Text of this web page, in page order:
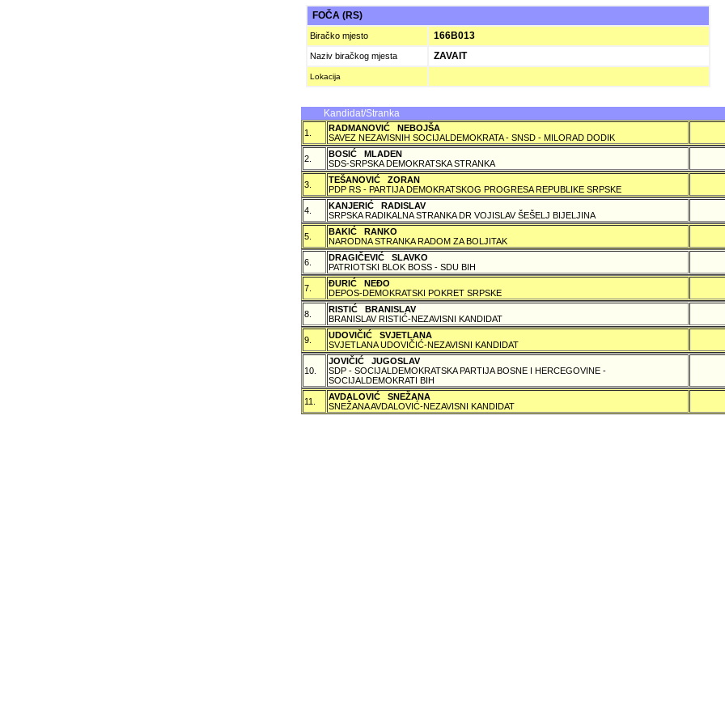
FOČA (RS)
Biračko mjesto 166B013
Naziv biračkog mjesta ZAVAIT
Lokacija
Kandidat/Stranka
1.
RADMANOVIĆ NEBOJŠA
SAVEZ NEZAVISNIH SOCIJALDEMOKRATA - SNSD - MILORAD DODIK
2.
BOSIĆ MLADEN
SDS-SRPSKA DEMOKRATSKA STRANKA
3.
TEŠANOVIĆ ZORAN
PDP RS - PARTIJA DEMOKRATSKOG PROGRESA REPUBLIKE SRPSKE
4.
KANJERIĆ RADISLAV
SRPSKA RADIKALNA STRANKA DR VOJISLAV ŠEŠELJ BIJELJINA
5.
BAKIĆ RANKO
NARODNA STRANKA RADOM ZA BOLJITAK
6.
DRAGIČEVIĆ SLAVKO
PATRIOTSKI BLOK BOSS - SDU BIH
7.
ÐURIĆ NEÐO
DEPOS-DEMOKRATSKI POKRET SRPSKE
8.
RISTIĆ BRANISLAV
BRANISLAV RISTIĆ-NEZAVISNI KANDIDAT
9.
UDOVIČIĆ SVJETLANA
SVJETLANA UDOVIČIĆ-NEZAVISNI KANDIDAT
10.
JOVIČIĆ JUGOSLAV
SDP - SOCIJALDEMOKRATSKA PARTIJA BOSNE I HERCEGOVINE -
SOCIJALDEMOKRATI BIH
11.
AVDALOVIĆ SNEŽANA
SNEŽANA AVDALOVIĆ-NEZAVISNI KANDIDAT